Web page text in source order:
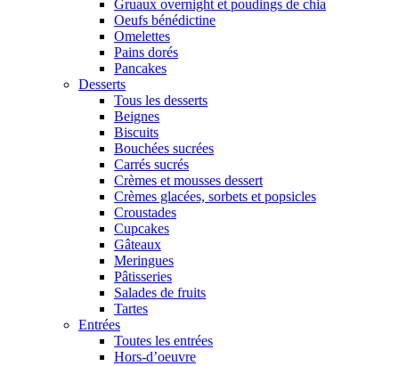
Gruaux overnight et poudings de chia
Oeufs bénédictine
Omelettes
Pains dorés
Pancakes
Desserts
Tous les desserts
Beignes
Biscuits
Bouchées sucrées
Carrés sucrés
Crèmes et mousses dessert
Crèmes glacées, sorbets et popsicles
Croustades
Cupcakes
Gâteaux
Meringues
Pâtisseries
Salades de fruits
Tartes
Entrées
Toutes les entrées
Hors-d’oeuvre